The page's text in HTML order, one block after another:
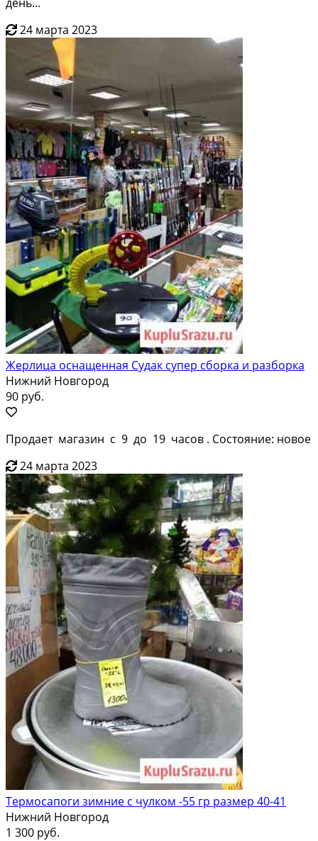
24 марта 2023
Жерлица оснащенная Судак супер сборка и разборка
Нижний Новгород
90 руб.
Продает магазин с 9 до 19 часов . Состояние: новое
24 марта 2023
Термосапоги зимние с чулком -55 гр размер 40-41
Нижний Новгород
1 300 руб.